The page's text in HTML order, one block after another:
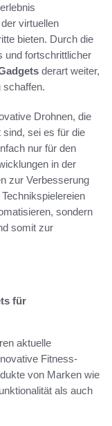
virtuellen
bieten. Durch die
und fortschrittlicher
derart weiter,
schaffen.
Drohnen, die
sei es für die
nur für den
in der
zur Verbesserung
sondern
somit zur
für
aktuelle
Fitness-
von Marken wie
als auch